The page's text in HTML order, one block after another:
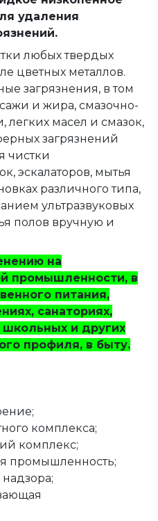
удаления
любых твердых
цветных металлов.
загрязнения, в том
и жира, смазочно-
масел и смазок,
загрязнений
чистки
эскалаторов, мытья
различного типа,
ультразвуковых
полов вручную и
на
промышленности, в
питания,
санаториях,
и других
профиля, в быту.
комплекса;
комплекс;
промышленность;